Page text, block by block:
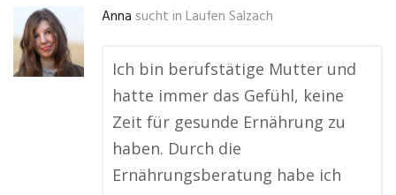
Anna sucht in Laufen Salzach
Ich bin berufstätige Mutter und
hatte immer das Gefühl, keine
Zeit für gesunde Ernährung zu
haben. Durch die
Ernährungsberatung habe ich